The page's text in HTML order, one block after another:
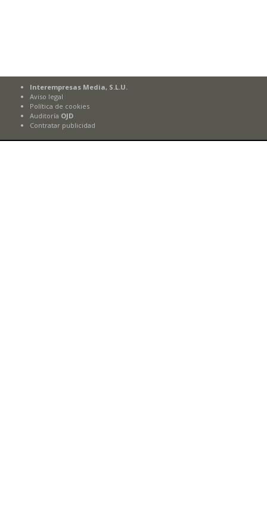
Interempresas Media, S.L.U.
Aviso legal
Política de cookies
Auditoría OJD
Contratar publicidad